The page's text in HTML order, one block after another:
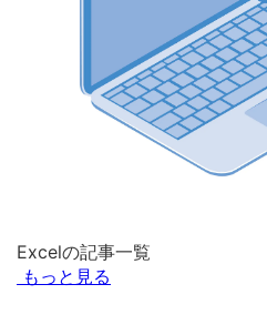
Excelの記事一覧
もっと見る